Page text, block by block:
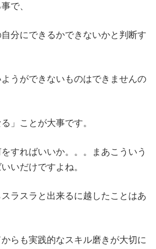
で、
分にできるかできないかと判断す
うができないものはできませんの
」ことが大事です。
すればいいか。。。まあこういう
いだけですよね。
ラスラと出来るに越したことはあ
らも実践的なスキル磨きが大切に